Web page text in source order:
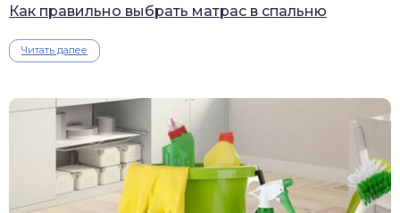
Как правильно выбрать матрас в спальню
Читать далее